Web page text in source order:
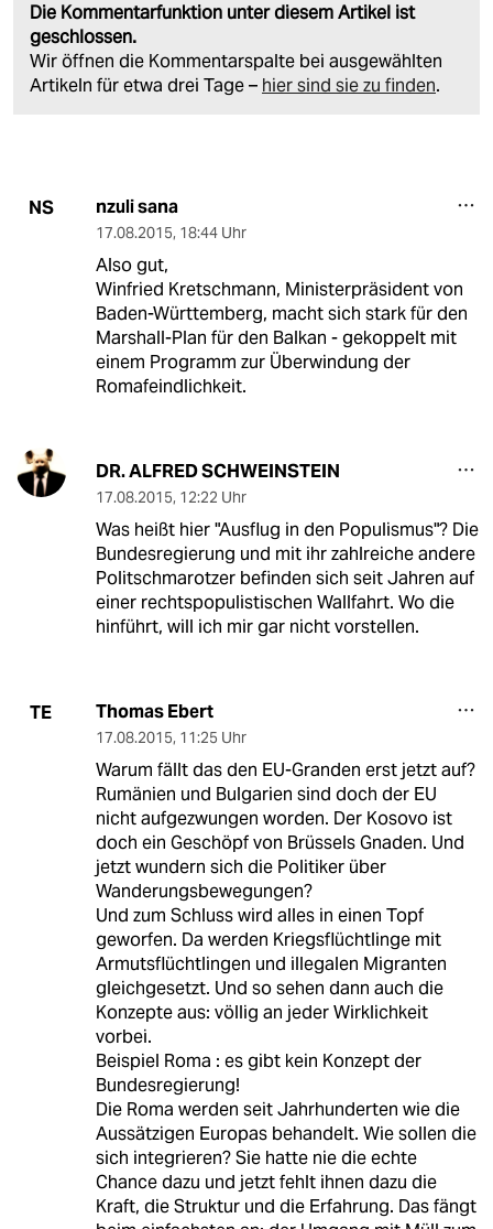
Die Kommentarfunktion unter diesem Artikel ist
geschlossen.
Wir öffnen die Kommentarspalte bei ausgewählten
Artikeln für etwa drei Tage – hier sind sie zu finden.
NS nzuli sana
17.08.2015, 18:44 Uhr
Also gut,
Winfried Kretschmann, Ministerpräsident von
Baden-Württemberg, macht sich stark für den
Marshall-Plan für den Balkan - gekoppelt mit
einem Programm zur Überwindung der
Romafeindlichkeit.
DR. ALFRED SCHWEINSTEIN
17.08.2015, 12:22 Uhr
Was heißt hier "Ausflug in den Populismus"? Die
Bundesregierung und mit ihr zahlreiche andere
Politschmarotzer befinden sich seit Jahren auf
einer rechtspopulistischen Wallfahrt. Wo die
hinführt, will ich mir gar nicht vorstellen.
TE Thomas Ebert
17.08.2015, 11:25 Uhr
Warum fällt das den EU-Granden erst jetzt auf?
Rumänien und Bulgarien sind doch der EU
nicht aufgezwungen worden. Der Kosovo ist
doch ein Geschöpf von Brüssels Gnaden. Und
jetzt wundern sich die Politiker über
Wanderungsbewegungen?
Und zum Schluss wird alles in einen Topf
geworfen. Da werden Kriegsflüchtlinge mit
Armutsflüchtlingen und illegalen Migranten
gleichgesetzt. Und so sehen dann auch die
Konzepte aus: völlig an jeder Wirklichkeit
vorbei.
Beispiel Roma : es gibt kein Konzept der
Bundesregierung!
Die Roma werden seit Jahrhunderten wie die
Aussätzigen Europas behandelt. Wie sollen die
sich integrieren? Sie hatte nie die echte
Chance dazu und jetzt fehlt ihnen dazu die
Kraft, die Struktur und die Erfahrung. Das fängt